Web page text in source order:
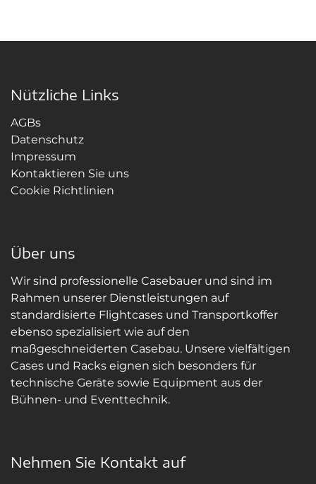
Nützliche Links
AGBs
Datenschutz
Impressum
Kontaktieren Sie uns
Cookie Richtlinien
Über uns
Wir sind professionelle Casebauer und sind im
Rahmen unserer Dienstleistungen auf
standardisierte Flightcases und Transportkoffer
ebenso spezialisiert wie auf den
maßgeschneiderten Casebau. Unsere vielfältigen
Cases und Racks eignen sich besonders für
technische Geräte sowie Equipment aus der
Bühnen- und Eventtechnik.
Nehmen Sie Kontakt auf